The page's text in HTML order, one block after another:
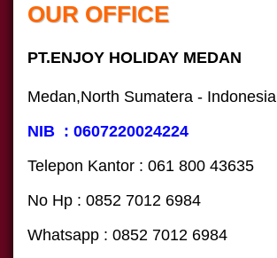
OUR OFFICE
PT.ENJOY HOLIDAY MEDAN
Medan,North Sumatera - Indonesia
NIB : 0607220024224
Telepon Kantor : 061‎ 800 43635
No Hp : 0852 7012 6984
Whatsapp : 0852 7012 6984